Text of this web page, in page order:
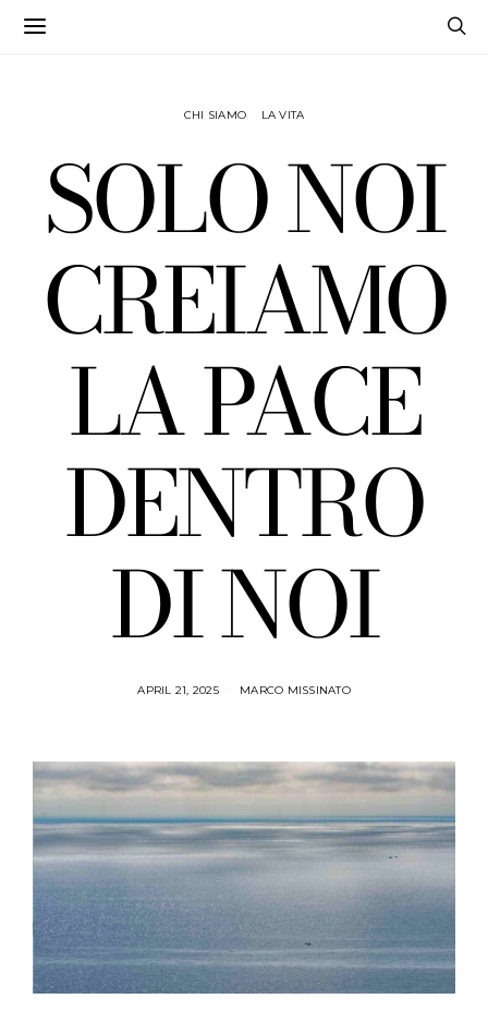
CHI SIAMO LA VITA
SOLO NOI
CREIAMO
LA PACE
DENTRO
DI NOI
APRIL 21, 2025 MARCO MISSINATO